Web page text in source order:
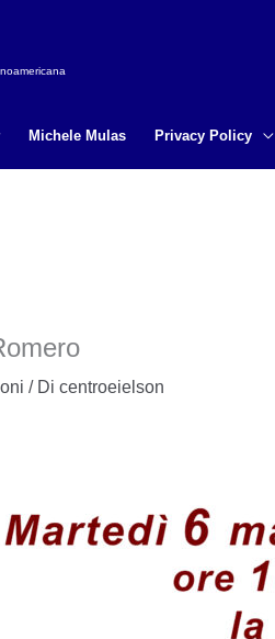
Michele Mulas Privacy Policy
/ Di centroeielson